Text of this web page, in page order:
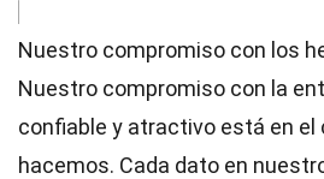
Nuestro compromiso con los
Nuestro compromiso con la
confiable y atractivo está en el
hacemos. Cada dato en